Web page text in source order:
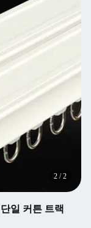
2 /2
일 커튼 트랙